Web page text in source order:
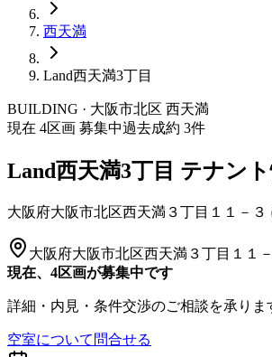
西天満
Land西天満3丁目
BUILDING · 大阪市北区 西天満
現在 4区画 募集中過去成約 3件
Land西天満3丁目 テナン
大阪府大阪市北区西天満３丁目１１－３
大阪府大阪市北区西天満３丁目１１
現在、4区画が募集中です
詳細・内見・条件交渉のご相談を承りま
空室について問合せる